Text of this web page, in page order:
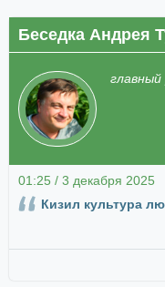
Беседка Андрея
01:25 / 3 декабря 2025
Кизил культура